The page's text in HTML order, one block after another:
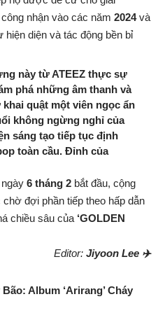
nhận vào các năm 2024và
diện và tác động bền bỉ
này từATEEZthực sự
phá những âm thanh và
quật một viên ngọc ẩn
không ngừng nghỉ của
sáng tạo tiếp tục định
toàn cầu. Đỉnh của
6 tháng 2 bắt đầu, cộng
đợi phần tiếp theo hấp dẫn
chiều sâu của ‘GOLDEN
Editor: Jiyoon Lee ✈️
Album ‘Arirang’ Cháy